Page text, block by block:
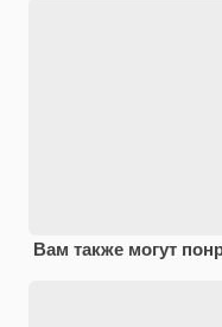
Вам также могут